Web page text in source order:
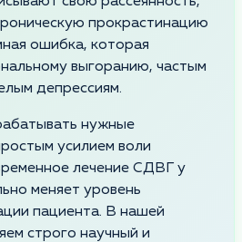
прокрастинацию
ошибка, которая
выгоранию, частым
депрессиям.
нужные
усилием воли
лечение СДВГ у
меняет уровень
пациента. В нашей
строго научный и